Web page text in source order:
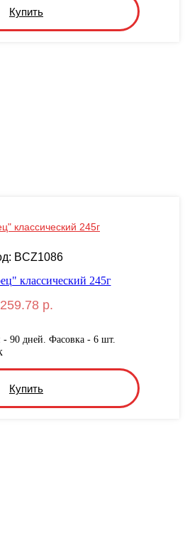
Купить
классический 245г
BCZ1086
259.78 р.
- 90 дней. Фасовка - 6 шт.
Купить